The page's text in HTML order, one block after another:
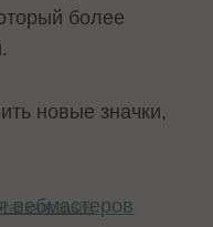
более
новые значки,
вебмастеров
Ранжирование